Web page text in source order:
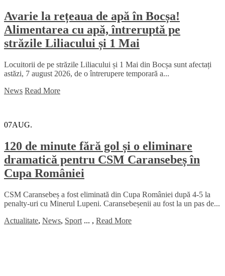
Avarie la rețeaua de apă în Bocșa!
Alimentarea cu apă, întreruptă pe
străzile Liliacului și 1 Mai
Locuitorii de pe străzile Liliacului și 1 Mai din Bocșa sunt afectați
astăzi, 7 august 2026, de o întrerupere temporară a...
News Read More
07AUG.
120 de minute fără gol și o eliminare
dramatică pentru CSM Caransebeș în
Cupa României
CSM Caransebeș a fost eliminată din Cupa României după 4-5 la
penalty-uri cu Minerul Lupeni. Caransebeșenii au fost la un pas de...
Actualitate, News, Sport ... , Read More